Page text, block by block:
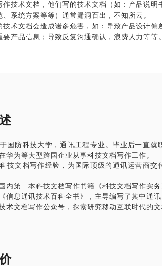
作技术文档，他们写的技术文档（如：产品说明
、系统方案等等）通常漏洞百出，不知所云。
技术文档会造成诸多危害，如：导致产品设计偏
要产品信息；导致反复沟通确认，浪费人力等等。
。也正是因为国际市场对技术文档的极为重视，
通工程师是否就无法在短期内写出高质量的技术
技术文档写作经验的总结，总结出技术文档写作
自己的写作水平，还能训练自己的逻辑思维及表
升自己的技术文档写作水平，若您想让自己写的
提升沟通效率，若您想从事技术文档写作相关工
国防科技大学，通讯工程专业。毕业后一直就
华为等大型跨国企业从事科技文档写作工作。
技文档写作经验，为国际顶级的通讯运营商交
内第一本科技文档写作书籍《科技文档写作实务
信息通讯技术百科全书》，主导编写了其中通讯
术文档写作公众号，探索研究移动互联时代的文